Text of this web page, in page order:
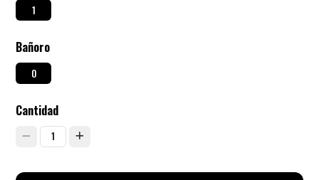
1
Bañoro
0
Cantidad
1